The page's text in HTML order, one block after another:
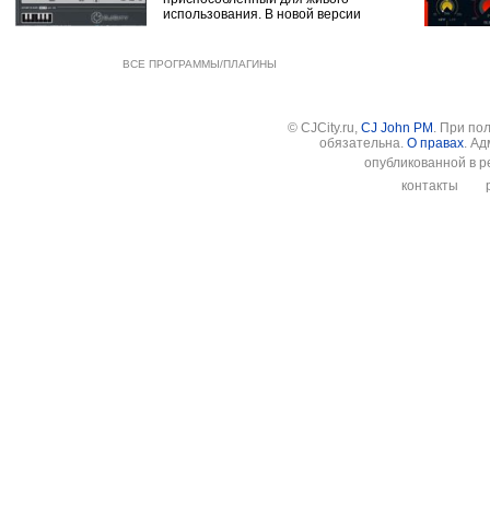
использования. В новой версии
ВСЕ ПРОГРАММЫ/ПЛАГИНЫ
© CJCity.ru, CJ John PM . При
обязательна. О правах.
опубликованной в
контакты